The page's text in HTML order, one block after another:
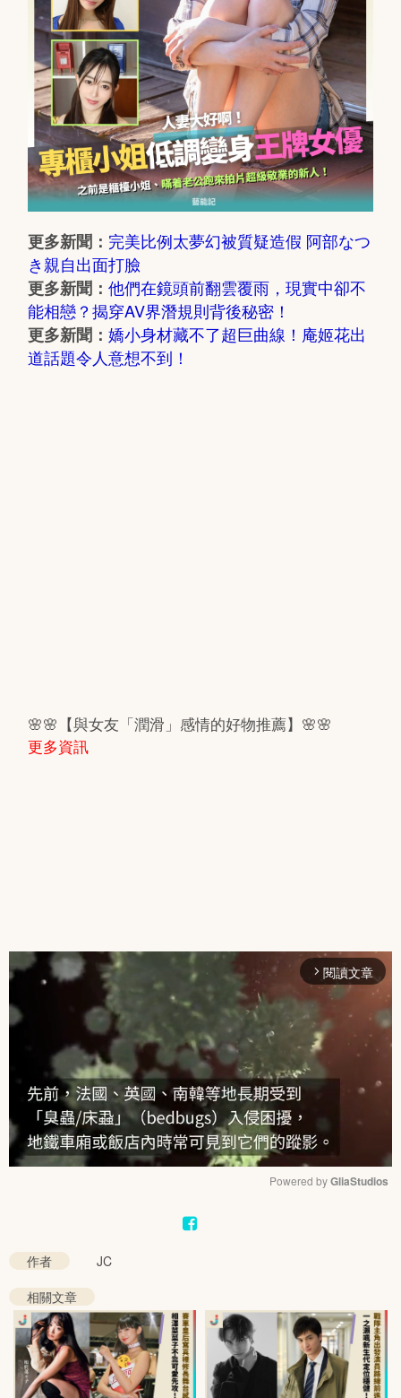
更多新聞： 完美比例太夢幻被質疑造假 阿部なつ
き親自出面打臉
更多新聞：他們在鏡頭前翻雲覆雨，現實中卻不
能相戀？揭穿AV界潛規則背後秘密！
更多新聞：嬌小身材藏不了超巨曲線！庵姬花出
道話題令人意想不到！
🌸🌸【與女友「潤滑」感情的好物推薦】🌸🌸
更多資訊
arrow_forward_ios 閱讀文章
Powered by GliaStudios
作者
JC
相關文章